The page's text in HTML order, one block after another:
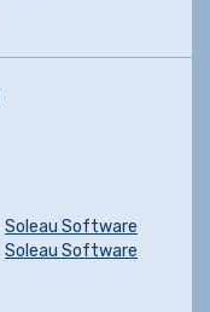
Soleau Software
Soleau Software